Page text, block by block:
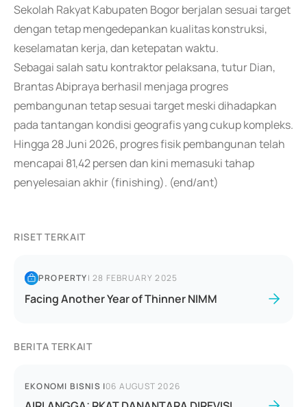
Sekolah Rakyat Kabupaten Bogor berjalan sesuai target
dengan tetap mengedepankan kualitas konstruksi,
keselamatan kerja, dan ketepatan waktu.
Sebagai salah satu kontraktor pelaksana, tutur Dian,
Brantas Abipraya berhasil menjaga progres
pembangunan tetap sesuai target meski dihadapkan
pada tantangan kondisi geografis yang cukup kompleks.
Hingga 28 Juni 2026, progres fisik pembangunan telah
mencapai 81,42 persen dan kini memasuki tahap
penyelesaian akhir (finishing). (end/ant)
RISET TERKAIT
PROPERTY|28 FEBRUARY 2025
Facing Another Year of Thinner NIMM
BERITA TERKAIT
EKONOMI BISNIS |06 AUGUST 2026